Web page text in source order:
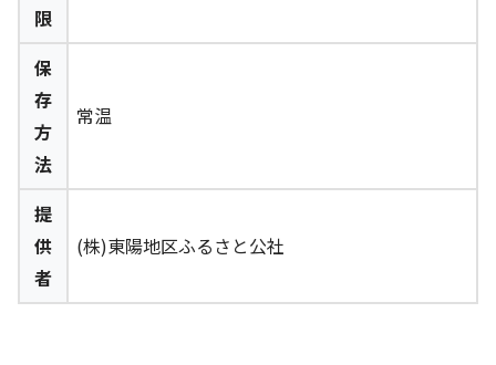
限
保
存
方
法
常温
提
供
者
(株)東陽地区ふるさと公社